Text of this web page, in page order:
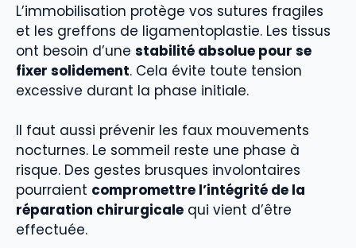
L’immobilisation protège vos sutures fragiles
et les greffons de ligamentoplastie. Les tissus
ont besoin d’une stabilité absolue pour se
fixer solidement. Cela évite toute tension
excessive durant la phase initiale.
Il faut aussi prévenir les faux mouvements
nocturnes. Le sommeil reste une phase à
risque. Des gestes brusques involontaires
pourraient compromettre l’intégrité de la
réparation chirurgicale qui vient d’être
effectuée.